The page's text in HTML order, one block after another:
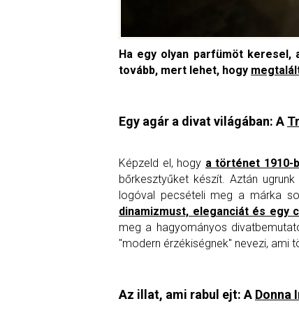
Ha egy olyan parfümöt
tovább, mert lehet, hogy
Egy agár a divat világában: A
Képzeld el, hogy a történet 1910-
bőrkesztyűket készít. Aztán
logóval pecsételi meg a márka
dinamizmust, eleganciát és egy
meg a hagyományos
"modern érzékiségnek" nevezi, ami
Az illat, ami rabul ejt: A Donna